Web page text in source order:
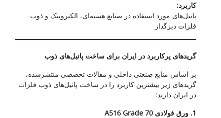
کاربرد:
پاتیل‌های مورد استفاده در صنایع هسته‌ای، الکترونیک و ذوب
فلزات دیرگداز
گریدهای پرکاربرد در ایران برای ساخت پاتیل‌های ذوب
بر اساس منابع صنعتی داخلی و مقالات تخصصی منتشرشده،
گریدهای زیر بیشترین کاربرد را در ساخت پاتیل‌های ذوب فلزات
در ایران دارند:
1. ورق فولادی